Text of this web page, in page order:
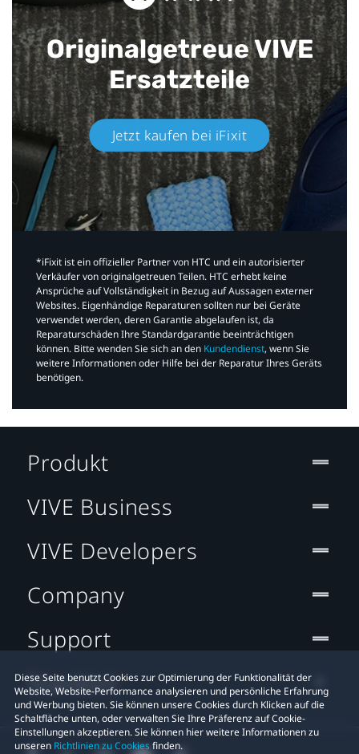
Originalgetreue VIVE
Ersatzteile
Jetzt kaufen bei iFixit​
*iFixit ist ein offizieller Partner von HTC und ein autorisierter
Verkäufer von originalgetreuen Teilen. HTC erhebt keine
Ansprüche auf Vollständigkeit in Bezug auf Aussagen externer
Websites. Eigenhändige Reparaturen sollten nur bei Geräte
verwendet werden, deren Garantie abgelaufen ist, da
Reparaturschäden Ihre Standardgarantie beeinträchtigen
können. Bitte wenden Sie sich an den Kundendienst, wenn Sie
weitere Informationen oder Hilfe bei der Reparatur Ihres Geräts
benötigen.​
Diese Seite benutzt Cookies zur Optimierung der Funktionalität der
Website, Website-Performance analysieren und persönliche Erfahrung
und Werbung bieten. Sie können unsere Cookies durch Klicken auf die
Schaltfläche unten, oder verwalten Sie Ihre Präferenz auf Cookie-
Einstellungen akzeptieren. Sie können hier weitere Informationen zu
unseren Richtlinien zu Cookiesfinden.
Produkt
VIVE Business
VIVE Developers
Company
Support
Standort